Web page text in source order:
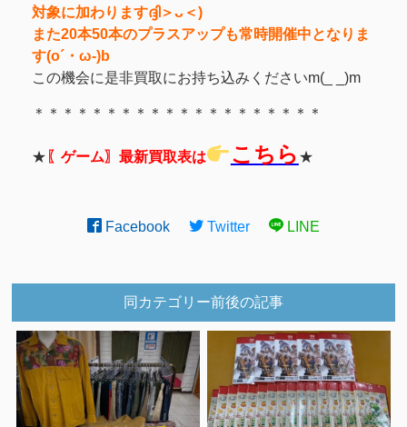
対象に加わりますദ്ദി＞ᴗ＜)
また20本50本のプラスアップも常時開催中となりま
す(o´・ω-)b
この機会に是非買取にお持ち込みくださいm(_ _)m
＊＊＊＊＊＊＊＊＊＊＊＊＊＊＊＊＊＊＊＊
★ 〖ゲーム〗最新買取表は こちら ★
Facebook Twitter LINE
同カテゴリー前後の記事